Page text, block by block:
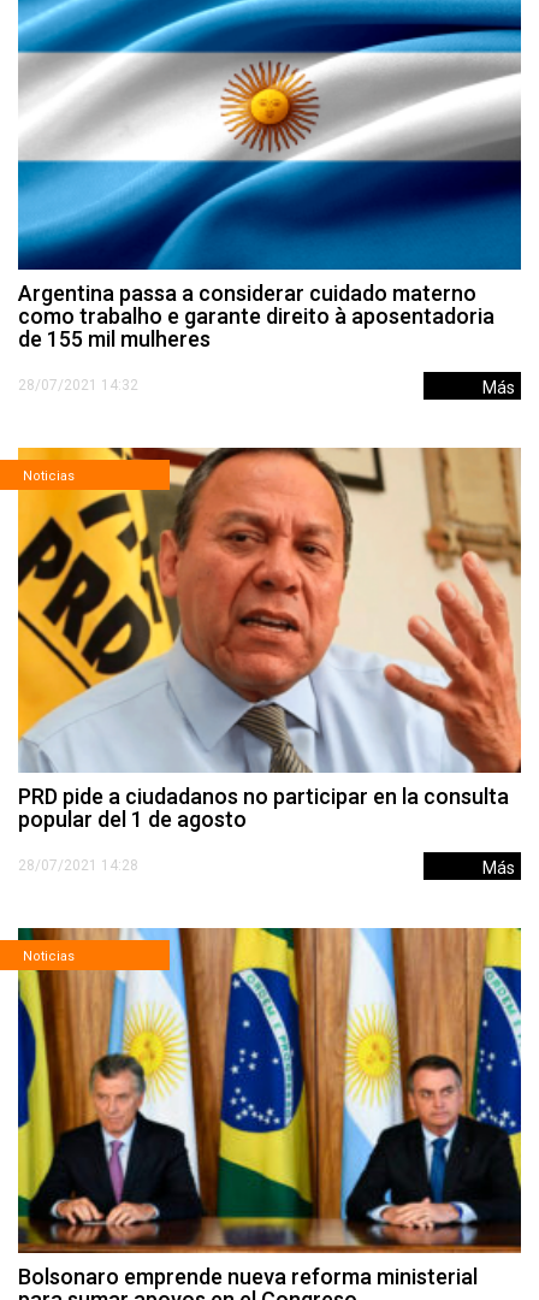
Argentina passa a considerar cuidado materno
como trabalho e garante direito à aposentadoria
de 155 mil mulheres
28/07/2021 14:32 Más
Noticias
PRD pide a ciudadanos no participar en la consulta
popular del 1 de agosto
28/07/2021 14:28 Más
Noticias
Bolsonaro emprende nueva reforma ministerial